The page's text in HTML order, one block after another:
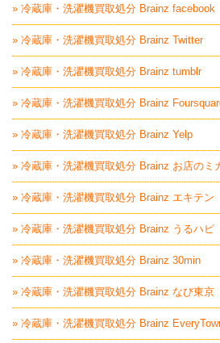
» 冷蔵庫・洗濯機買取処分 Brainz facebook
» 冷蔵庫・洗濯機買取処分 Brainz Twitter
» 冷蔵庫・洗濯機買取処分 Brainz tumblr
» 冷蔵庫・洗濯機買取処分 Brainz
» 冷蔵庫・洗濯機買取処分 Brainz Yelp
» 冷蔵庫・洗濯機買取処分 Brainz お店のミ
» 冷蔵庫・洗濯機買取処分 Brainz エキテン
» 冷蔵庫・洗濯機買取処分 Brainz うるハピ
» 冷蔵庫・洗濯機買取処分 Brainz 30min
» 冷蔵庫・洗濯機買取処分 Brainz なび東京
» 冷蔵庫・洗濯機買取処分 Brainz